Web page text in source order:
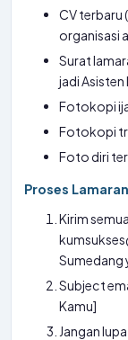
CV terbaru
organisasi
Surat
jadi Asisten
Fotokopi
Fotokopi
Foto diri
Proses
Kirim
Sumedang
Subject
Kamu]
Jangan